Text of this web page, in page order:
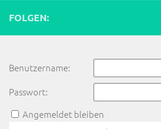
FOLGEN:
Benutzername:
Passwort:
Angemeldet bleiben